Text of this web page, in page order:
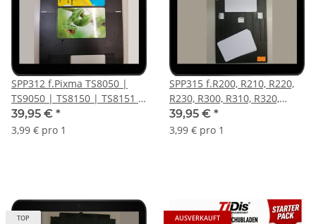
SPP312 f.Pixma TS8050 |
TS9050 | TS8150 | TS8151 |
TS8152 u.v.m.
Kartendrucker
39,95 € *
3,99 € pro 1
SPP315 f.R200, R210, R220,
R230, R300, R310, R320,
R350 Kartendrucker
Kartenschublade -
39,95 € *
3,99 € pro 1
TOP AUSVERKAUFT